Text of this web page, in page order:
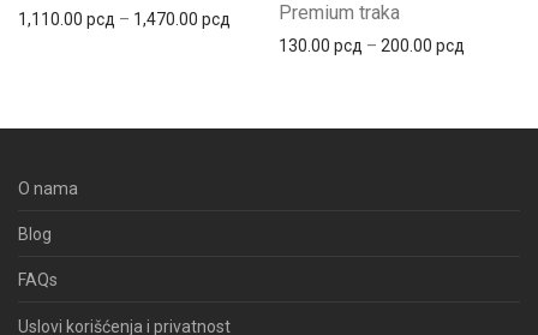
1,110.00 рсд – 1,470.00 рсд Распон цена: од 1,110.00 рсд до
Premium traka
130.00 рсд – 200.00 рсд
O nama
Blog
FAQs
Uslovi korišćenja i privatnost